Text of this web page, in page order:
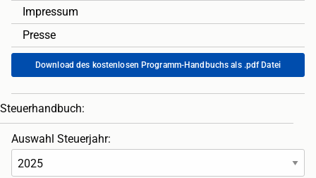
Impressum
Presse
Download des kostenlosen Programm-Handbuchs als .pdf Datei
Steuerhandbuch:
Auswahl Steuerjahr: